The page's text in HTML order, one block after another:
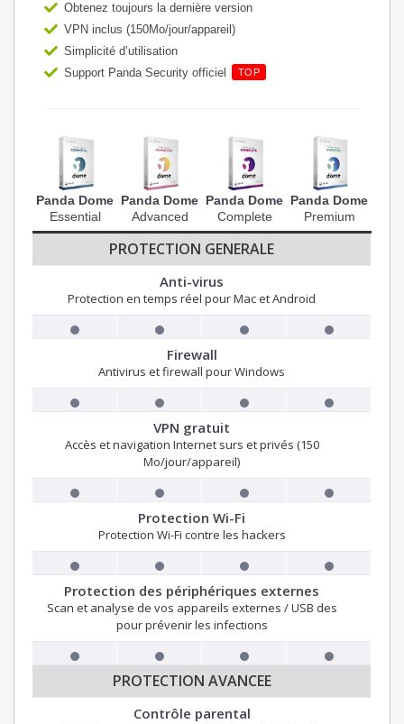
Obtenez toujours la dernière version
VPN inclus (150Mo/jour/appareil)
Simplicité d’utilisation
Support Panda Security officiel
TOP
Panda Dome
Essential
Panda Dome
Advanced
Panda Dome
Complete
Panda Dome
Premium
PROTECTION GENERALE
Anti-virus
Protection en temps réel pour Mac et Android
Firewall
Antivirus et firewall pour Windows
VPN gratuit
Accès et navigation Internet surs et privés (150
Mo/jour/appareil)
Protection Wi-Fi
Protection Wi-Fi contre les hackers
Protection des périphériques externes
Scan et analyse de vos appareils externes / USB des
pour prévenir les infections
PROTECTION AVANCEE
Contrôle parental